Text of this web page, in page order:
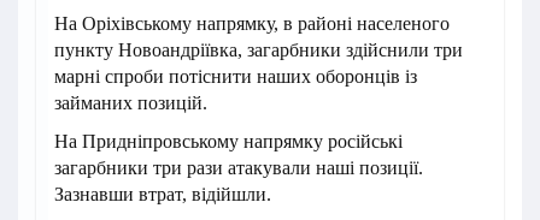
На Оріхівському напрямку, в районі населеного
пункту Новоандріївка, загарбники здійснили три
марні спроби потіснити наших оборонців із
займаних позицій.
На Придніпровському напрямку російські
загарбники три рази атакували наші позиції.
Зазнавши втрат, відійшли.